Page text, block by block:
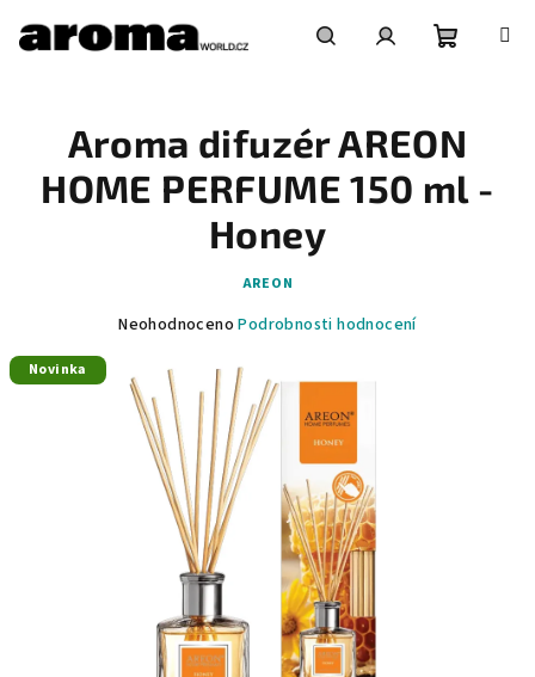
obsah
košík
Aroma difuzér AREON
HOME PERFUME 150 ml -
Honey
AREON
Průměrné
produktu
je
0,0
hvězdiček.
Neohodnoceno Podrobnosti hodnocení
Novinka